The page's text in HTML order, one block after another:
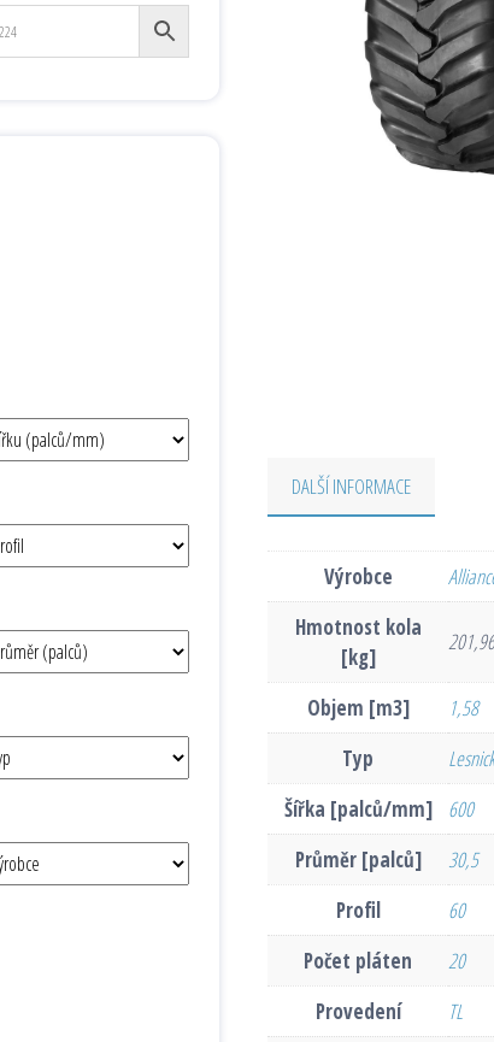
DALŠÍ INFORMACE
Výrobce
Hmotnost kola
[kg]
201,96
Objem [m3]
1,58
Typ
Šířka [palců/mm]
600
Průměr [palců]
30,5
Profil
60
Počet pláten
20
Provedení
TL